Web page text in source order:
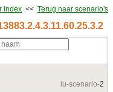
index << Terug naar scenario's
lu-scenario-2